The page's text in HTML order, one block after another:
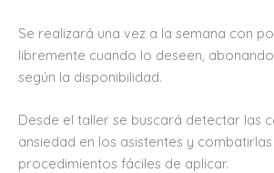
Se realizará una vez a la semana con
libremente cuando lo deseen,
según la disponibilidad.
Desde el taller se buscará detectar las
ansiedad en los asistentes y
procedimientos fáciles de aplicar.